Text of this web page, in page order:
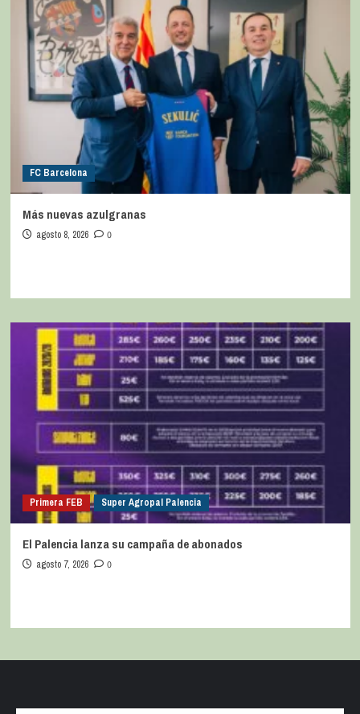
FC Barcelona
Más nuevas azulgranas
agosto 8, 2026 0
Primera FEB Super Agropal Palencia
El Palencia lanza su campaña de abonados
agosto 7, 2026 0